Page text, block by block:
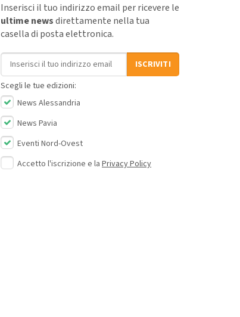
Inserisci il tuo indirizzo email per ricevere le
ultime newsdirettamente nella tua
casella di posta elettronica.
Indirizzo email
ISCRIVITI
Scegli le tue edizioni:
News Alessandria
News Pavia
Eventi Nord-Ovest
Accetto l'iscrizione e la Privacy Policy